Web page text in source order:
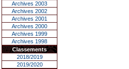
Archives 2003
Archives 2002
Archives 2001
Archives 2000
Archives 1999
Archives 1998
Classements
2018/2019
2019/2020